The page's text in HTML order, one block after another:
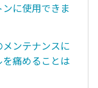
に使用できま
ンテナンスに
痛めることは